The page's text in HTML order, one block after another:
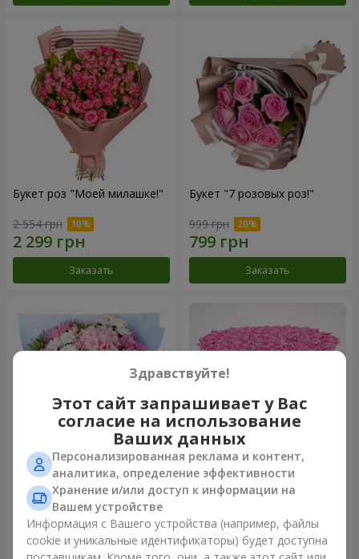
Букет роз "Моей милашке!"
2 554 грн
Заказать
Букет "7 розовых роз!"
999 грн
Заказать
Романтический букет
"Небеса"
2 074 грн
Заказать
Цветы в коробке "101
розовая роза"
Заказать
Здравствуйте!
Этот сайт запрашивает у Вас
согласие на использование
Ваших данных
Персонализированная реклама и контент,
аналитика, определение эффективности
Хранение и/или доступ к информации на
Вашем устройстве
Информация с Вашего устройства (например, файлы
cookie и уникальные идентификаторы) будет доступна